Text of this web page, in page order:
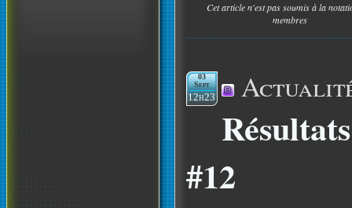
Cet article n'est pas soumis à la
membres
03
Sept
12h23
#12